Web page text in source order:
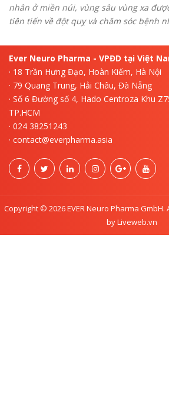
nhân ở miền núi, vùng sâu vùng xa
tiên tiến về đột quỵ và chăm sóc bệnh
Ever Neuro Pharma - VPĐD tại Việt
· 18 Trần Hưng Đạo, Hoàn Kiếm, Hà Nội
· 79 Quang Trung, Hải Châu, Đà Nẵng
· Số 6 Đường số 4, Hado Centroza Khu
TP.HCM
· 024 38251243
· contact@everpharma.asia
Copyright © 2026 EVER Neuro Pharma
by Liveweb.vn